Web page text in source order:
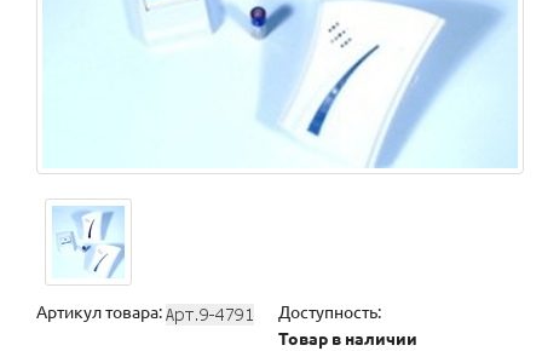
Артикул товара:
Доступность:
Товар в наличии